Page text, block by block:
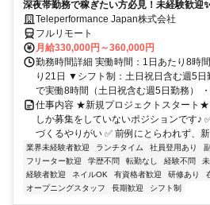
深夜帯勤務で稼ぎたい方必見！未経験歓迎
Teleperformance Japan株式会社
フルリモート
月給330,000円～360,000円
勤務時間詳細 実働時間：1日あたり8時
り21日 ▼シフト制：土日祝日含む週5
で実働8時間（土日祝含む週5日勤務）
仕事内容 ★新規プロジェクトスタート★
しか募集をしていないポジションです♪
づくるやりがい ✅ 前例にとらわれず、
業界未経験者歓迎 ランチタイム 社員登用あり
フリーター歓迎
学歴不問 転勤なし 経験不問
経験者歓迎
ネイルOK 有資格者歓迎 研修あり
オープニングスタッフ
長期歓迎 シフト制